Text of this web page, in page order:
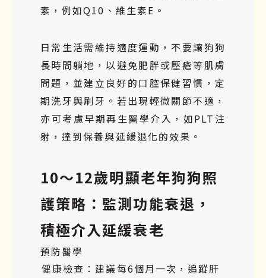
素，例如Q10、維生素E。
日常生活需維持適度運動，不要讓狗狗
長時間躺地，以避免肥胖或壓瘡等肌膚
問題，並建立良好的口腔保健習慣，定
期洗牙與刷牙。若出現輕微關節不適，
亦可考慮早期再生醫學介入，如PLT注
射，達到保養與延緩退化的效果。
10～12歲明顯老年狗狗照
護策略：監測功能衰退，
積極介入延緩衰老
預防醫學
健康檢查：建議每6個月一次，追蹤肝